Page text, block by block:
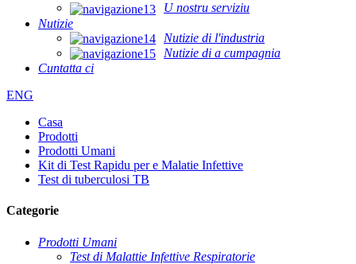
U nostru serviziu
Nutizie
Nutizie di l'industria
Nutizie di a cumpagnia
Cuntatta ci
ENG
Casa
Prodotti
Prodotti Umani
Kit di Test Rapidu per e Malatie Infettive
Test di tuberculosi TB
Categorie
Prodotti Umani
Test di Malattie Infettive Respiratorie